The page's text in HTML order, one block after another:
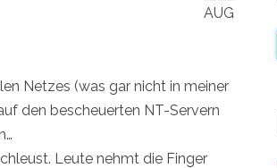
AUG
Netzes (was gar nicht in meiner
den bescheuerten NT-Servern
Leute nehmt die Finger